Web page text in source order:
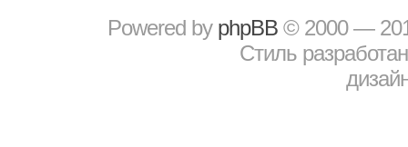
Powered by рhрBВ © 2000 —
Стиль